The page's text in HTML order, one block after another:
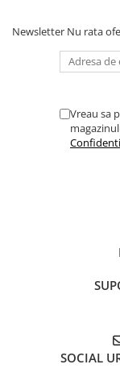
Instrumente si
Accesorii DJ
Accesorii Pick-up si
Controllere MIDI -
Cabluri si conectori
Cabluri adaptoare,
Newsletter Nu rata
Vreau sa
SOCIAL